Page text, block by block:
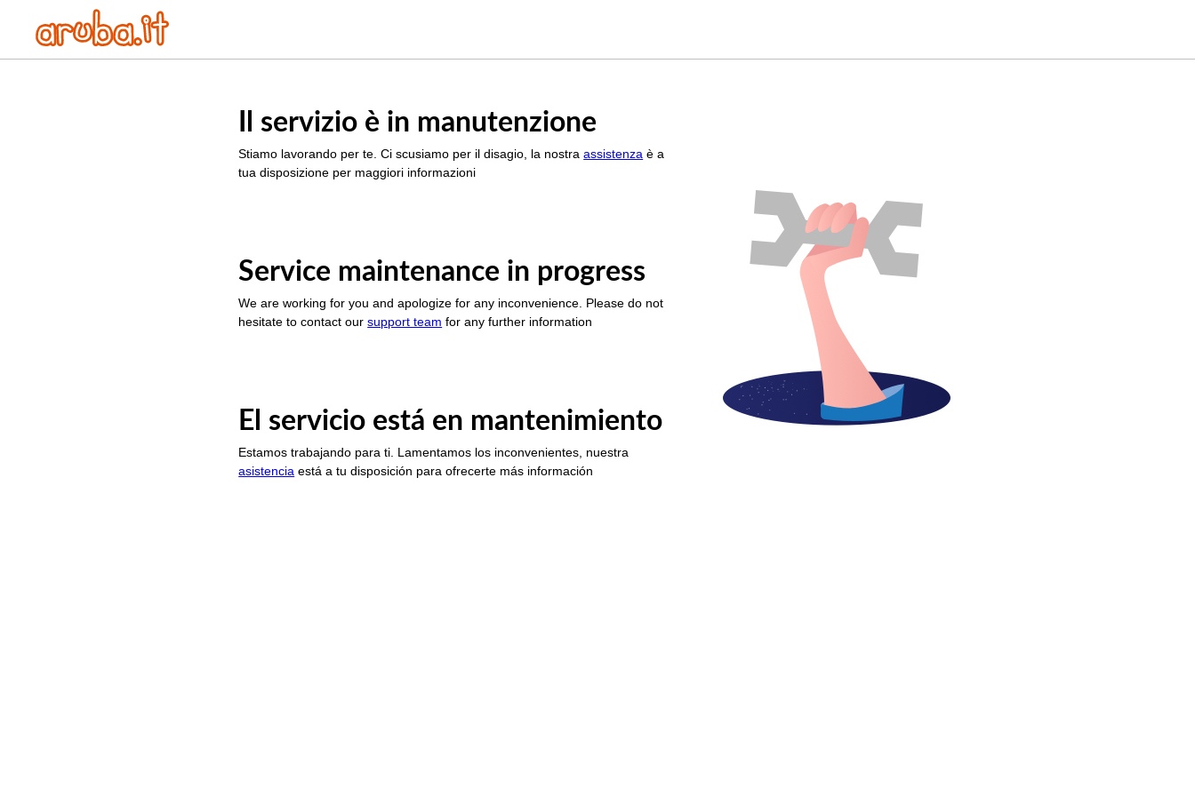
Il servizio è in manutenzione
Stiamo lavorando per te. Ci scusiamo per il disagio, la nostraassistenza è a
tua disposizione per maggiori informazioni
Service maintenance in progress
We are working for you and apologize for any inconvenience. Please do not
hesitate to contact oursupport team for any further information
El servicio está en mantenimiento
Estamos trabajando para ti. Lamentamos los inconvenientes, nuestra
asistencia está a tu disposición para ofrecerte más información